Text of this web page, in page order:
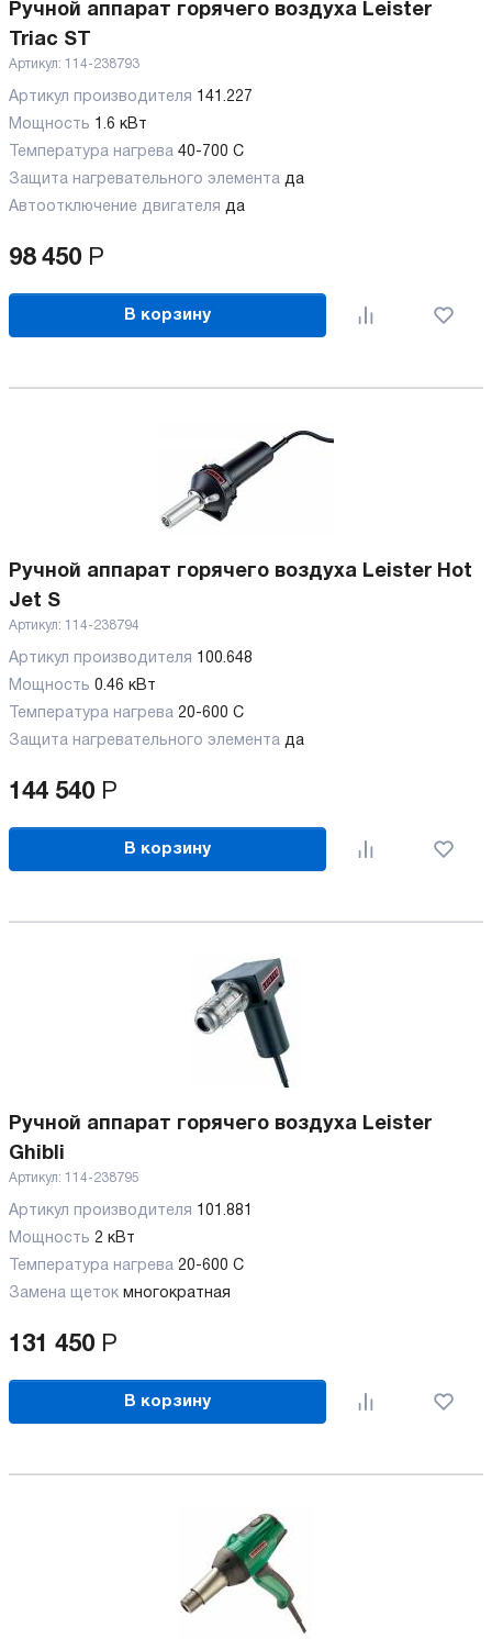
Ручной аппарат горячего воздуха Leister
Triac ST
Артикул: 114-238793
Артикул производителя 141.227
Мощность 1.6 кВт
Температура нагрева 40-700 C
Защита нагревательного элемента да
Автоотключение двигателя да
98 450 Р
В корзину
Ручной аппарат горячего воздуха Leister Hot
Jet S
Артикул: 114-238794
Артикул производителя 100.648
Мощность 0.46 кВт
Температура нагрева 20-600 C
Защита нагревательного элемента да
144 540 Р
В корзину
Ручной аппарат горячего воздуха Leister
Ghibli
Артикул: 114-238795
Артикул производителя 101.881
Мощность 2 кВт
Температура нагрева 20-600 C
Замена щеток многократная
131 450 Р
В корзину